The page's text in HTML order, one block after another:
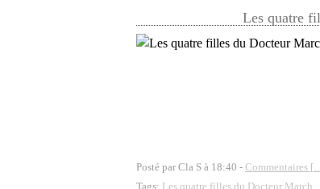
Les quatre
Posté par Cla S à 18:40 - Commentaires [
Tags: Les quatre filles du Docteur March,